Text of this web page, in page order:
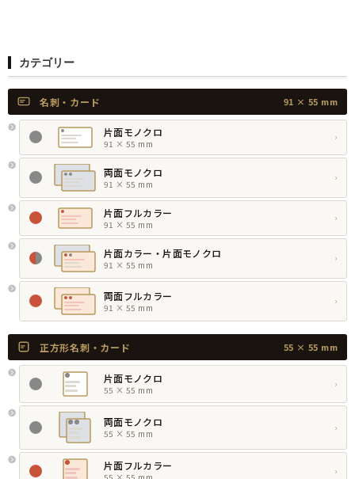
カテゴリー
名刺・カード 91 × 55 mm
片面モノクロ
91 × 55 mm
›
両面モノクロ
91 × 55 mm
›
片面フルカラー
91 × 55 mm
›
片面カラー・片面モノクロ
91 × 55 mm
›
両面フルカラー
91 × 55 mm
›
正方形名刺・カード 55 × 55 mm
片面モノクロ
55 × 55 mm
›
両面モノクロ
55 × 55 mm
›
片面フルカラー ›